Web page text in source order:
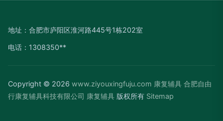
地址：合肥市庐阳区淮河路445号1栋202室
电话：1308350**
Copyright © 2026 www.ziyouxingfuju.com 康复辅具 合肥自由
行康复辅具科技有限公司 康复辅具 版权所有 Sitemap